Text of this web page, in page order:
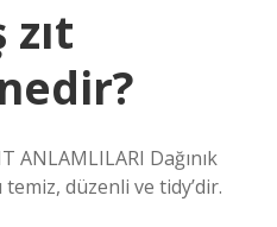
zıt
ANLAMLILARI Dağınık
temiz, düzenli ve tidy’dir.